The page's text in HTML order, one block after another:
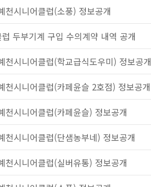
천시니어클럽(소풍) 정보공개
두부기계 구입 수의계약 내역 공개
천시니어클럽(학교급식도우미) 정보공개
천시니어클럽(카페윤슬 2호점) 정보공개
천시니어클럽(카페윤슬) 정보공개
천시니어클럽(단샘농부네) 정보공개
천시니어클럽(실버유통) 정보공개